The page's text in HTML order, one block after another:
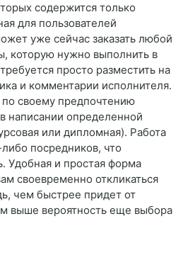
содержится только
для пользователей
уже сейчас заказать любой
которую нужно выполнить в
просто разместить на
и комментарии исполнителя.
своему предпочтению
написании определенной
или дипломная). Работа
посредников, что
Удобная и простая форма
своевременно откликаться
чем быстрее придет от
выше вероятность еще выбора